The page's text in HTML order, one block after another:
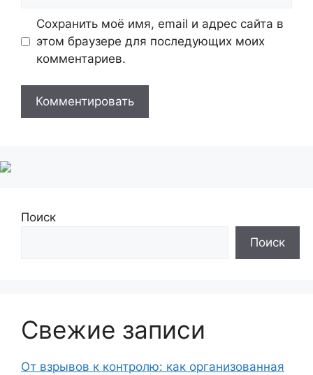
Сохранить моё имя, email и адрес сайта в
этом браузере для последующих моих
комментариев.
Поиск
Поиск
Свежие записи
От взрывов к контролю: как организованная